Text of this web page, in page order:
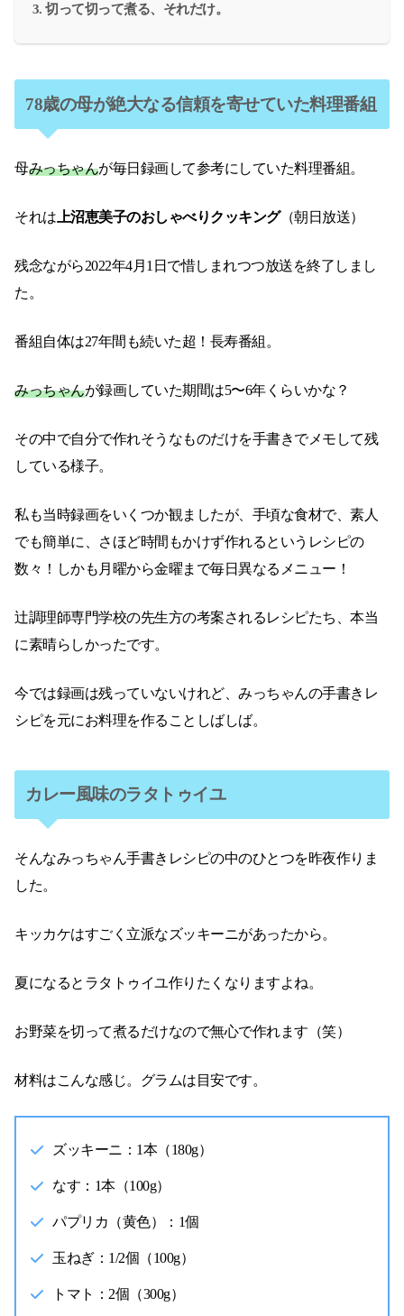
切って切って煮る、それだけ。
78歳の母が絶大なる信頼を寄せていた料理番組
母みっちゃんが毎日録画して参考にしていた料理番組。
それは 上沼恵美子のおしゃべりクッキング（朝日放送）
残念ながら2022年4月1日で惜しまれつつ放送を終了しまし
た。
番組自体は27年間も続いた超！長寿番組。
みっちゃんが録画していた期間は5〜6年くらいかな？
その中で自分で作れそうなものだけを手書きでメモして残
している様子。
私も当時録画をいくつか観ましたが、手頃な食材で、素人
でも簡単に、さほど時間もかけず作れるというレシピの
数々！しかも月曜から金曜まで毎日異なるメニュー！
辻調理師専門学校の先生方の考案されるレシピたち、本当
に素晴らしかったです。
今では録画は残っていないけれど、みっちゃんの手書きレ
シピを元にお料理を作ることしばしば。
カレー風味のラタトゥイユ
そんなみっちゃん手書きレシピの中のひとつを昨夜作りま
した。
キッカケはすごく立派なズッキーニがあったから。
夏になるとラタトゥイユ作りたくなりますよね。
お野菜を切って煮るだけなので無心で作れます（笑）
材料はこんな感じ。グラムは目安です。
ズッキーニ：1本（180g）
なす：1本（100g）
パプリカ（黄色）：1個
玉ねぎ：1/2個（100g）
トマト：2個（300g）